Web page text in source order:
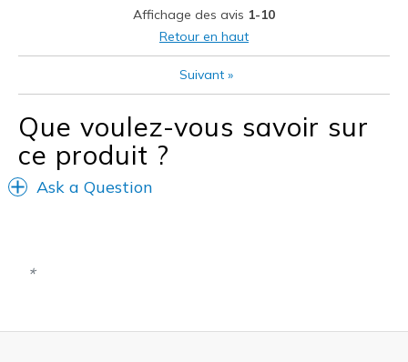
Travel
Sizing
Feels true to size
View On Shoes
I'm Really Into Shoes
Affichage des avis 1-10
Retour en haut
Suivant »
Que voulez-vous savoir sur
ce produit ?
Ask a Question